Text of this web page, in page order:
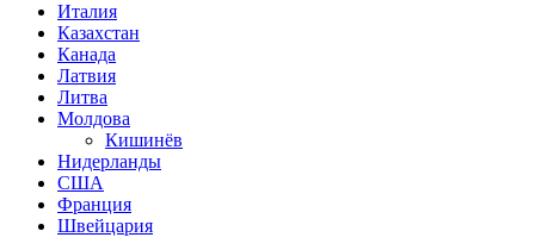
Италия
Казахстан
Канада
Латвия
Литва
Молдова
Кишинёв
Нидерланды
США
Франция
Швейцария